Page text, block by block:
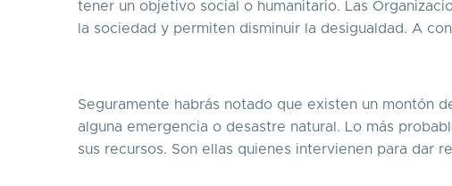
tener un objetivo social o humanitario. Las
la sociedad y permiten disminuir la desigualdad. A
Seguramente habrás notado que existen un montón
alguna emergencia o desastre natural. Lo más
sus recursos. Son ellas quienes intervienen para dar